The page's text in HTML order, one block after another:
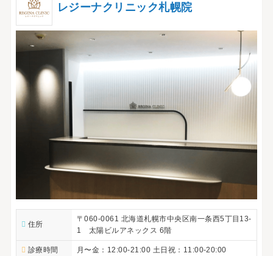
レジーナクリニック札幌院
住所
〒060-0061 北海道札幌市中央区南一条西5丁目13-
1 太陽ビルアネックス 6階
診療時間 月〜金：12:00-21:00 土日祝：11:00-20:00